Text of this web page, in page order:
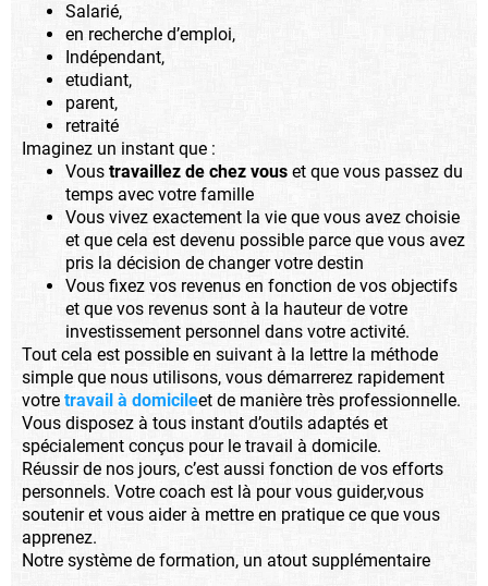
Salarié,
en recherche d’emploi,
Indépendant,
etudiant,
parent,
retraité
Imaginez un instant que :
Vous travaillez de chez vous et que vous passez du
temps avec votre famille
Vous vivez exactement la vie que vous avez choisie
et que cela est devenu possible parce que vous avez
pris la décision de changer votre destin
Vous fixez vos revenus en fonction de vos objectifs
et que vos revenus sont à la hauteur de votre
investissement personnel dans votre activité.
Tout cela est possible en suivant à la lettre la méthode
simple que nous utilisons, vous démarrerez rapidement
votre travail à domicileet de manière très professionnelle.
Vous disposez à tous instant d’outils adaptés et
spécialement conçus pour le travail à domicile.
Réussir de nos jours, c’est aussi fonction de vos efforts
personnels. Votre coach est là pour vous guider,vous
soutenir et vous aider à mettre en pratique ce que vous
apprenez.
Notre système de formation, un atout supplémentaire